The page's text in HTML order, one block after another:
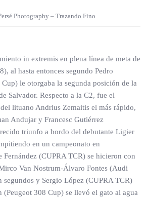
Photography – Trazando Fino
in extremis en plena línea de meta de
al hasta entonces segundo Pedro
Cup) le otorgaba la segunda posición de la
Salvador. Respecto a la C2, fue el
lituano Andrius Zemaitis el más rápido,
Andujar y Francesc Gutiérrez
triunfo a bordo del debutante Ligier
en un campeonato en
Fernández (CUPRA TCR) se hicieron con
Van Nostrum-Álvaro Fontes (Audi
segundos y Sergio López (CUPRA TCR)
308 Cup) se llevó el gato al agua